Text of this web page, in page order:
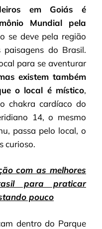
em Goiás é
Mundial pela
se deve pela região
do Brasil.
para se aventurar
existem também
o local é místico,
chakra cardíaco do
14, o mesmo
passa pelo local, o
curioso.
com as melhores
para praticar
pouco
dentro do Parque